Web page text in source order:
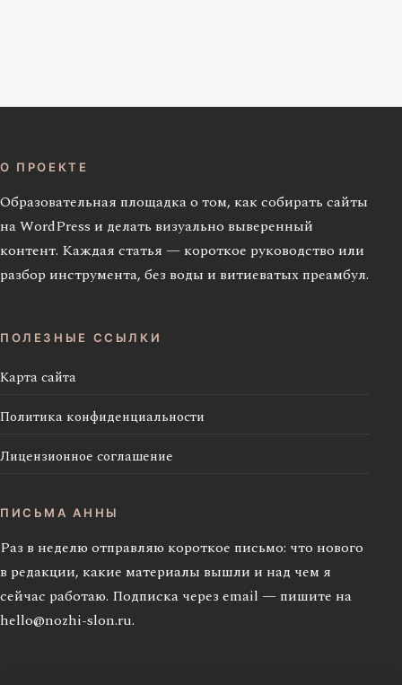
О ПРОЕКТЕ
Образовательная площадка о том, как собирать сайты
на WordPress и делать визуально выверенный
контент. Каждая статья — короткое руководство или
разбор инструмента, без воды и витиеватых преамбул.
ПОЛЕЗНЫЕ ССЫЛКИ
Карта сайта
Политика конфиденциальности
Лицензионное соглашение
ПИСЬМА АННЫ
Раз в неделю отправляю короткое письмо: что нового
в редакции, какие материалы вышли и над чем я
сейчас работаю. Подписка через email — пишите на
hello@nozhi-slon.ru.